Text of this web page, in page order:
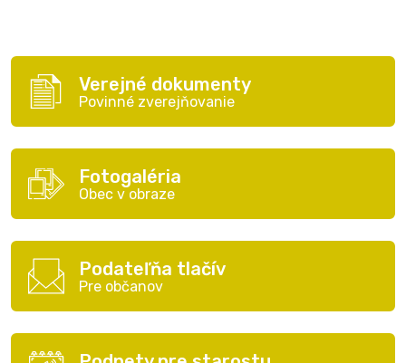
Verejné dokumenty
Povinné zverejňovanie
Fotogaléria
Obec v obraze
Podateľňa tlačív
Pre občanov